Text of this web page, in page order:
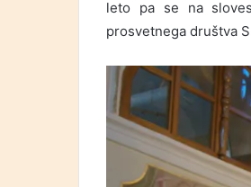
leto pa se na
prosvetnega društva